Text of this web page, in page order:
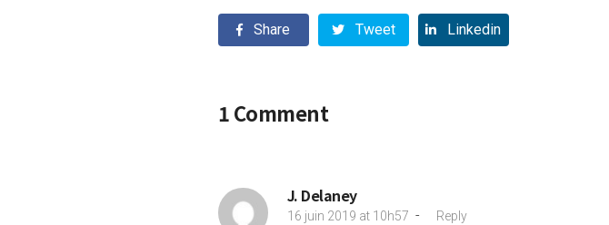
Share Tweet Linkedin
1Comment
J. Delaney
16 juin 2019 at 10h57 - Reply